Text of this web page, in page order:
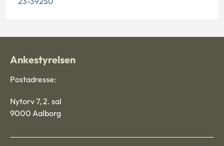
Ankestyrelsen
Postadresse:
Nytorv 7, 2. sal
9000 Aalborg